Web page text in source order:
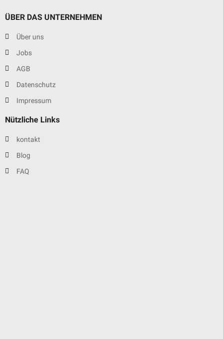
ÜBER DAS UNTERNEHMEN
Über uns
Jobs
AGB
Datenschutz
Impressum
Nützliche Links
kontakt
Blog
FAQ